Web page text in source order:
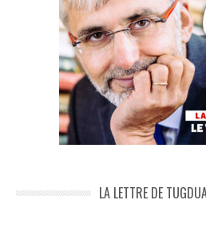
LA LETTRE DE